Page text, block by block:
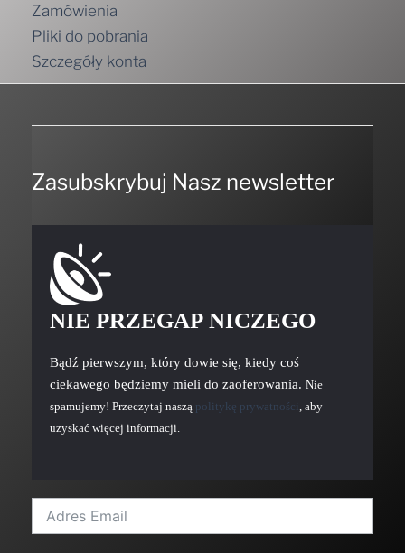
Zamówienia
Pliki do pobrania
Szczegóły konta
Zasubskrybuj Nasz newsletter
NIE PRZEGAP NICZEGO
Bądź pierwszym, który dowie się, kiedy coś
ciekawego będziemy mieli do zaoferowania. Nie
spamujemy! Przeczytaj naszą politykę prywatności , aby
uzyskać więcej informacji.